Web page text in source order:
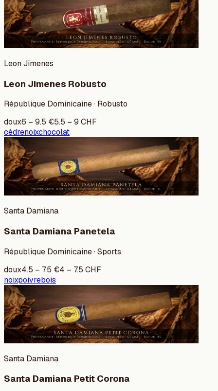
Leon Jimenes
Leon Jimenes Robusto
République Dominicaine · Robusto
doux6 – 9.5 €5.5 – 9 CHF
cèdrenoixchocolat
Santa Damiana
Santa Damiana Panetela
République Dominicaine · Sports
doux4.5 – 7.5 €4 – 7.5 CHF
noixpoivrebois
Santa Damiana
Santa Damiana Petit Corona